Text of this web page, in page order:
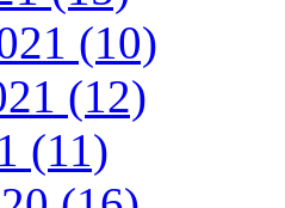
(10)
(12)
(11)